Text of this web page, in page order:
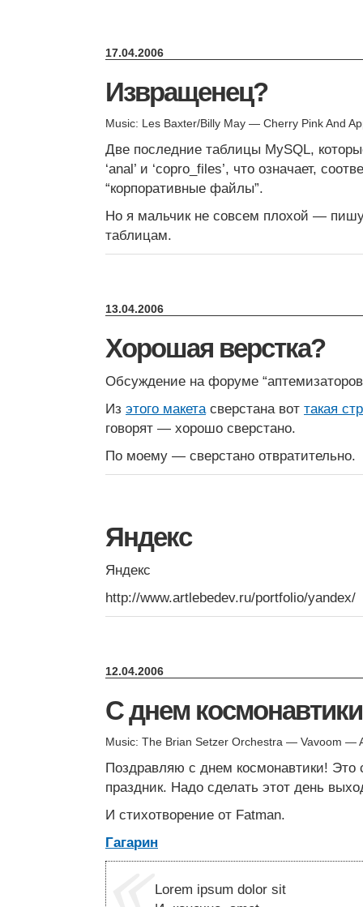
17.04.2006
Извращенец?
Music: Les Baxter/Billy May — Cherry Pink And
Две последние таблицы MySQL,
‘anal’ и ‘copro_files’, что означает,
“корпоративные файлы”.
Но я мальчик не совсем плохой —
таблицам.
13.04.2006
Хорошая верстка?
Обсуждение на форуме
Из этого макетасверстана вот такая
говорят — хорошо сверстано.
По моему — сверстано отвратительно.
Яндекс
Яндекс
http://www.artlebedev.ru/portfolio/yandex/
12.04.2006
С днем
Music: The Brian Setzer Orchestra — Vavoom —
Поздравляю с днем космонавтики!
праздник. Надо сделать этот день
И стихотворение от Fatman.
Гагарин
Lorem ipsum dolor sit